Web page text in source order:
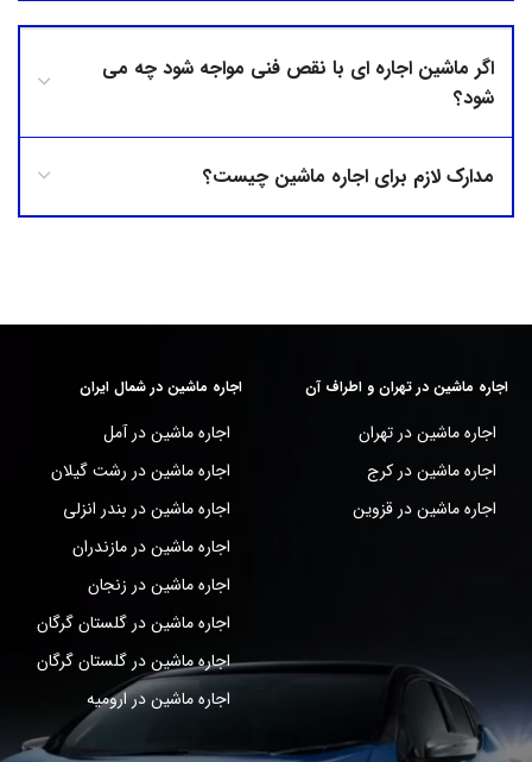
اگر ماشین اجاره ای با نقص فنی مواجه شود چه می
شود؟
مدارک لازم برای اجاره ماشین چیست؟
اجاره ماشین در تهران و اطراف آن
اجاره ماشین در تهران
اجاره ماشین در کرج
اجاره ماشین در قزوین
اجاره ماشین در شمال ایران
اجاره ماشین در آمل
اجاره ماشین در رشت گیلان
اجاره ماشین در بندر انزلی
اجاره ماشین در مازندران
اجاره ماشین در زنجان
اجاره ماشین در گلستان گرگان
اجاره ماشین در گلستان گرگان
اجاره ماشین در ارومیه